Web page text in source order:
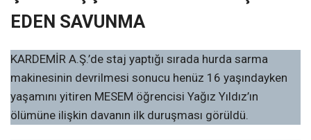
EDEN SAVUNMA
KARDEMİR A.Ş.’de staj yaptığı sırada hurda sarma
makinesinin devrilmesi sonucu henüz 16 yaşındayken
yaşamını yitiren MESEM öğrencisi Yağız Yıldız’ın
ölümüne ilişkin davanın ilk duruşması görüldü.